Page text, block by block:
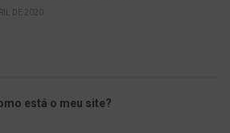
DE 2020
está o meu site?